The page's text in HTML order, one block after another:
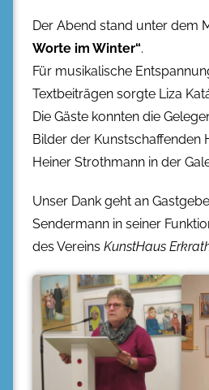
Der Abend stand unter dem
Worte im Winter“.
Für musikalische
Textbeiträgen sorgte Liza
Die Gäste konnten die
Bilder der Kunstschaffenden
Heiner Strothmann in der
Unser Dank geht an
Sendermann in seiner
des Vereins KunstHaus